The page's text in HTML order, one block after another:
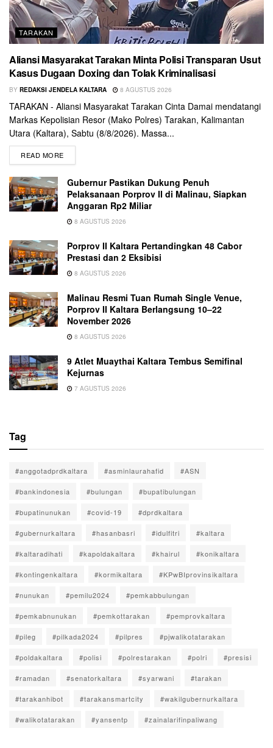
TARAKAN
Aliansi Masyarakat Tarakan Minta Polisi Transparan Usut
Kasus Dugaan Doxing dan Tolak Kriminalisasi
BY REDAKSI JENDELA KALTARA 8 AGUSTUS 2026
TARAKAN - Aliansi Masyarakat Tarakan Cinta Damai mendatangi
Markas Kepolisian Resor (Mako Polres) Tarakan, Kalimantan
Utara (Kaltara), Sabtu (8/8/2026). Massa...
READ MORE
Gubernur Pastikan Dukung Penuh
Pelaksanaan Porprov II di Malinau, Siapkan
Anggaran Rp2 Miliar
8 AGUSTUS 2026
Porprov II Kaltara Pertandingkan 48 Cabor
Prestasi dan 2 Eksibisi
8 AGUSTUS 2026
Malinau Resmi Tuan Rumah Single Venue,
Porprov II Kaltara Berlangsung 10–22
November 2026
8 AGUSTUS 2026
9 Atlet Muaythai Kaltara Tembus Semifinal
Kejurnas
7 AGUSTUS 2026
Tag
#anggotadprdkaltara #asminlaurahafid #ASN
#bankindonesia #bulungan #bupatibulungan
#bupatinunukan #covid-19 #dprdkaltara
#gubernurkaltara #hasanbasri #idulfitri #kaltara
#kaltaradihati #kapoldakaltara #khairul #konikaltara
#kontingenkaltara #kormikaltara #KPwBIprovinsikaltara
#nunukan #pemilu2024 #pemkabbulungan
#pemkabnunukan #pemkottarakan #pemprovkaltara
#pileg #pilkada2024 #pilpres #pjwalikotatarakan
#poldakaltara #polisi #polrestarakan #polri #presisi
#ramadan #senatorkaltara #syarwani #tarakan
#tarakanhibot #tarakansmartcity #wakilgubernurkaltara
#walikotatarakan #yansentp #zainalarifinpaliwang